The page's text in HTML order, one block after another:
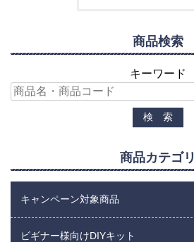
商品検索
キーワード
商品カテゴリ
キャンペーン対象商品
ビギナー様向けDIYキット